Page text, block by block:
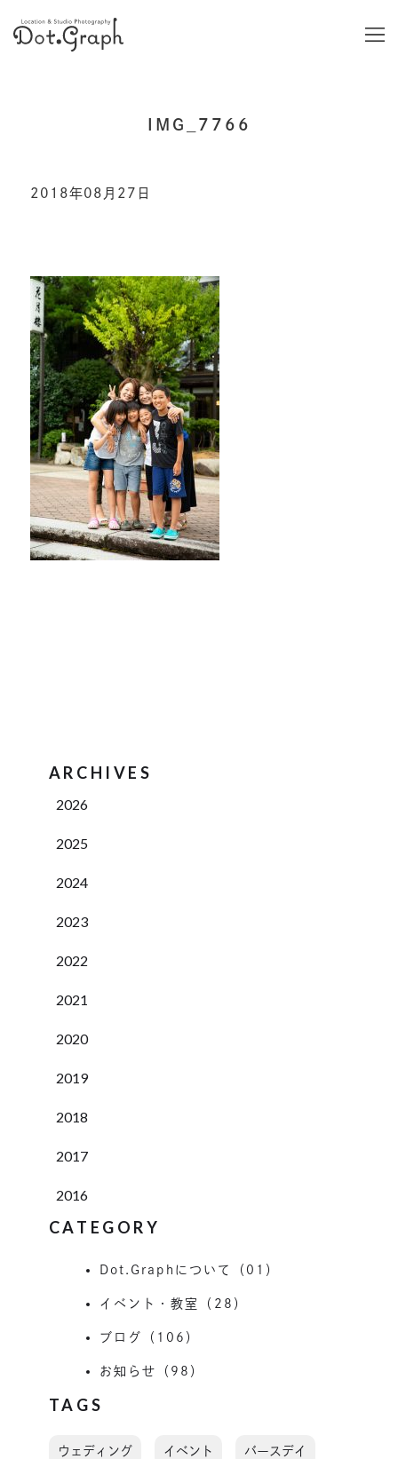
IMG_7766
2018年08月27日
ARCHIVES
2026
2025
2024
2023
2022
2021
2020
2019
2018
2017
2016
CATEGORY
Dot.Graphについて（01）
イベント・教室（28）
ブログ（106）
お知らせ（98）
TAGS
ウェディング イベント バースデイ